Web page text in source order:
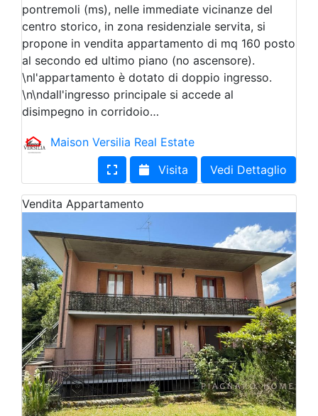
pontremoli (ms), nelle immediate vicinanze del
centro storico, in zona residenziale servita, si
propone in vendita appartamento di mq 160 posto
al secondo ed ultimo piano (no ascensore).
\nl'appartamento è dotato di doppio ingresso.
\n\ndall'ingresso principale si accede al
disimpegno in corridoio…
Maison Versilia Real Estate
Visita
Vedi Dettaglio
Vendita Appartamento